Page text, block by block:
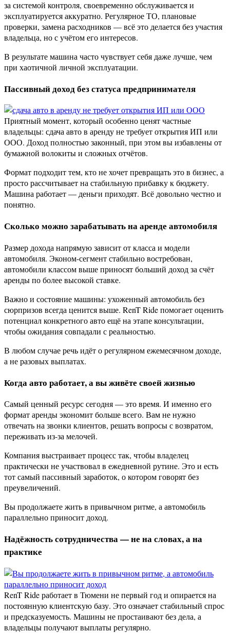
за системой контроля, своевременно обслуживается и
эксплуатируется аккуратно. Регулярное ТО, плановые
проверки, замена расходников — всё это делается без участия
владельца, но с учётом его интересов.
В результате машина часто чувствует себя даже лучше, чем
при хаотичной личной эксплуатации.
Пассивный доход без статуса предпринимателя
Приятный момент, который особенно ценят частные
владельцы: сдача авто в аренду не требует открытия ИП или
ООО. Доход полностью законный, при этом вы избавлены от
бумажной волокиты и сложных отчётов.
Формат подходит тем, кто не хочет превращать это в бизнес, а
просто рассчитывает на стабильную прибавку к бюджету.
Машина работает — деньги приходят. Всё довольно честно и
понятно.
Сколько можно зарабатывать на аренде автомобиля
Размер дохода напрямую зависит от класса и модели
автомобиля. Эконом-сегмент стабильно востребован,
автомобили классом выше приносят больший доход за счёт
аренды по более высокой ставке.
Важно и состояние машины: ухоженный автомобиль без
сюрпризов всегда ценится выше. RenT Ride помогает оценить
потенциал конкретного авто ещё на этапе консультации,
чтобы ожидания совпадали с реальностью.
В любом случае речь идёт о регулярном ежемесячном доходе,
а не разовых выплатах.
Когда авто работает, а вы живёте своей жизнью
Самый ценный ресурс сегодня — это время. И именно его
формат аренды экономит больше всего. Вам не нужно
отвечать на звонки клиентов, решать вопросы с возвратом,
переживать из-за мелочей.
Компания выстраивает процесс так, чтобы владелец
практически не участвовал в ежедневной рутине. Это и есть
тот самый пассивный заработок, о котором говорят без
преувеличений.
Вы продолжаете жить в привычном ритме, а автомобиль
параллельно приносит доход.
Надёжность сотрудничества — не на словах, а на
практике
RenT Ride работает в Тюмени не первый год и опирается на
постоянную клиентскую базу. Это означает стабильный спрос
и предсказуемость. Машины не простаивают без дела, а
владельцы получают выплаты регулярно.